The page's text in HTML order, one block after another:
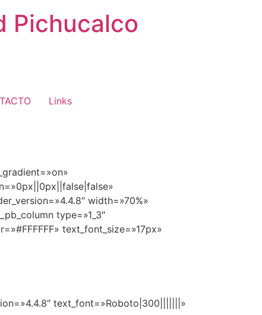
Pichucalco
Links
width=»70%»
type=»1_3″
text_font_size=»17px»
text_font=»Roboto|300|||||||»